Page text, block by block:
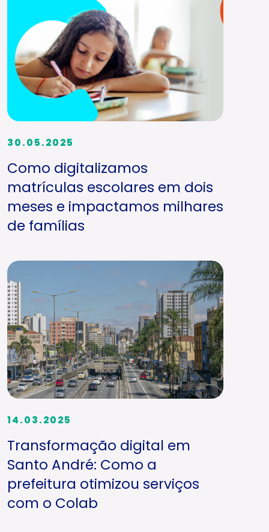
30.05.2025
Como digitalizamos
matrículas escolares em dois
meses e impactamos milhares
de famílias
14.03.2025
Transformação digital em
Santo André: Como a
prefeitura otimizou serviços
com o Colab